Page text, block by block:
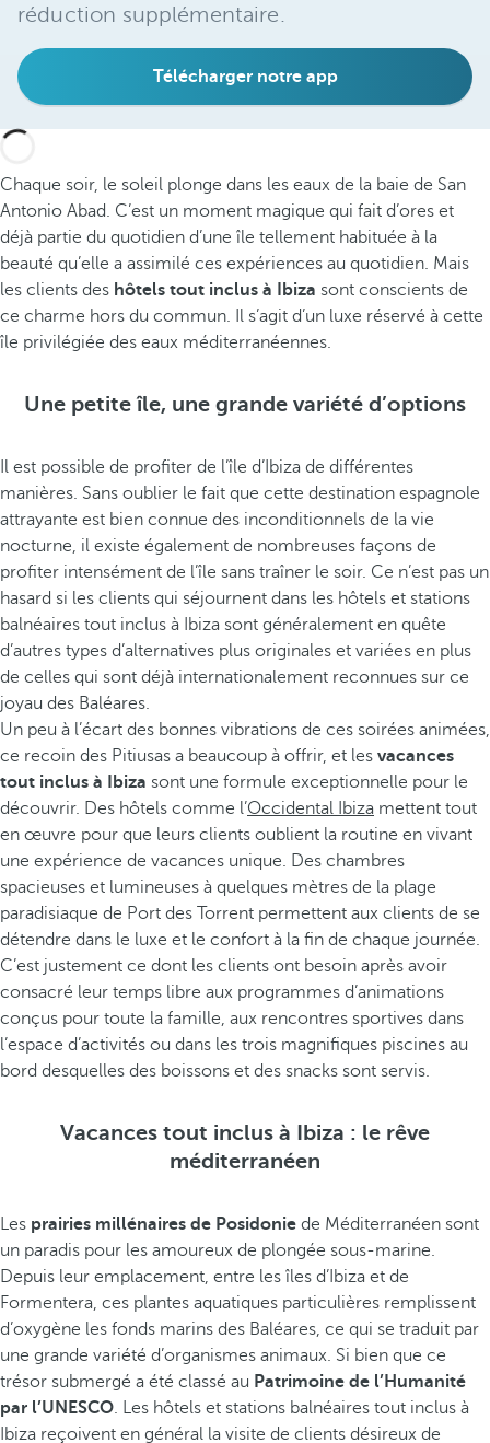
réduction supplémentaire.
Télécharger notre app
Chaque soir, le soleil plonge dans les eaux de la baie de San
Antonio Abad. C’est un moment magique qui fait d’ores et
déjà partie du quotidien d’une île tellement habituée à la
beauté qu’elle a assimilé ces expériences au quotidien. Mais
les clients des hôtels tout inclus à Ibiza sont conscients de
ce charme hors du commun. Il s’agit d’un luxe réservé à cette
île privilégiée des eaux méditerranéennes.
Une petite île, une grande variété d’options
Il est possible de profiter de l’île d’Ibiza de différentes
manières. Sans oublier le fait que cette destination espagnole
attrayante est bien connue des inconditionnels de la vie
nocturne, il existe également de nombreuses façons de
profiter intensément de l’île sans traîner le soir. Ce n’est pas un
hasard si les clients qui séjournent dans les hôtels et stations
balnéaires tout inclus à Ibiza sont généralement en quête
d’autres types d’alternatives plus originales et variées en plus
de celles qui sont déjà internationalement reconnues sur ce
joyau des Baléares.
Un peu à l’écart des bonnes vibrations de ces soirées animées,
ce recoin des Pitiusas a beaucoup à offrir, et les vacances
tout inclus à Ibiza sont une formule exceptionnelle pour le
découvrir. Des hôtels comme l’Occidental Ibiza mettent tout
en œuvre pour que leurs clients oublient la routine en vivant
une expérience de vacances unique. Des chambres
spacieuses et lumineuses à quelques mètres de la plage
paradisiaque de Port des Torrent permettent aux clients de se
détendre dans le luxe et le confort à la fin de chaque journée.
C’est justement ce dont les clients ont besoin après avoir
consacré leur temps libre aux programmes d’animations
conçus pour toute la famille, aux rencontres sportives dans
l’espace d’activités ou dans les trois magnifiques piscines au
bord desquelles des boissons et des snacks sont servis.
Vacances tout inclus à Ibiza : le rêve
méditerranéen
Les prairies millénaires de Posidonie de Méditerranéen sont
un paradis pour les amoureux de plongée sous-marine.
Depuis leur emplacement, entre les îles d’Ibiza et de
Formentera, ces plantes aquatiques particulières remplissent
d’oxygène les fonds marins des Baléares, ce qui se traduit par
une grande variété d’organismes animaux. Si bien que ce
trésor submergé a été classé au Patrimoine de l’Humanité
par l’UNESCO. Les hôtels et stations balnéaires tout inclus à
Ibiza reçoivent en général la visite de clients désireux de